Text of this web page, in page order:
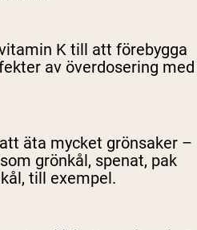
K till att förebygga
av överdosering med
äta mycket grönsaker –
grönkål, spenat, pak
till exempel.